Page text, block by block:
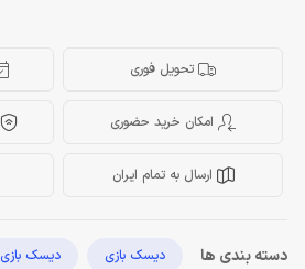
تحویل فوری
امکان خرید حضوری
ارسال به تمام ایران
دسته بندی ها دیسک بازی دیسک بازی Xbox